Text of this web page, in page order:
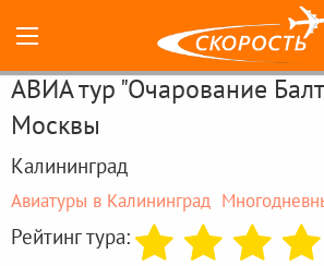
АВИА тур "Очарование
Москвы
Калининград
Авиатуры в Калининград
Рейтинг тура: